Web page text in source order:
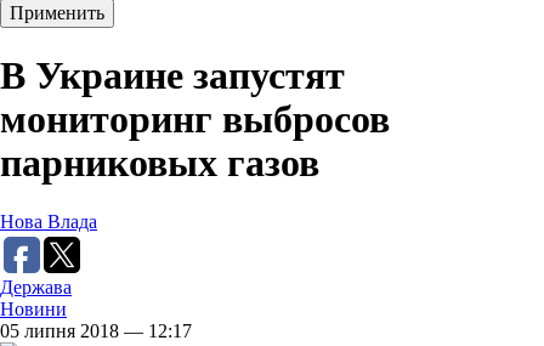
В Украине запустят
мониторинг выбросов
парниковых газов
Нова Влада
Держава
Новини
05 липня 2018 — 12:17